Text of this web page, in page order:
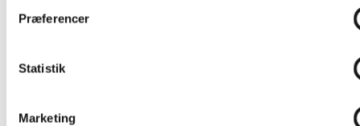
Præferencer
Statistik
Marketing